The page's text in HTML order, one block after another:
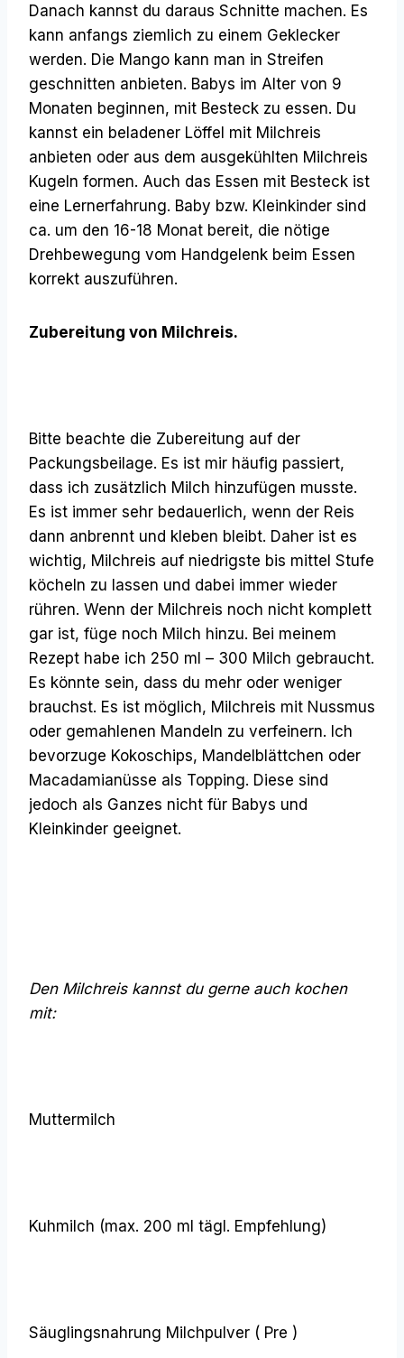
Danach kannst du daraus Schnitte machen. Es
kann anfangs ziemlich zu einem Geklecker
werden. Die Mango kann man in Streifen
geschnitten anbieten. Babys im Alter von 9
Monaten beginnen, mit Besteck zu essen. Du
kannst ein beladener Löffel mit Milchreis
anbieten oder aus dem ausgekühlten Milchreis
Kugeln formen. Auch das Essen mit Besteck ist
eine Lernerfahrung. Baby bzw. Kleinkinder sind
ca. um den 16-18 Monat bereit, die nötige
Drehbewegung vom Handgelenk beim Essen
korrekt auszuführen.
Zubereitung von Milchreis.
Bitte beachte die Zubereitung auf der
Packungsbeilage. Es ist mir häufig passiert,
dass ich zusätzlich Milch hinzufügen musste.
Es ist immer sehr bedauerlich, wenn der Reis
dann anbrennt und kleben bleibt. Daher ist es
wichtig, Milchreis auf niedrigste bis mittel Stufe
köcheln zu lassen und dabei immer wieder
rühren. Wenn der Milchreis noch nicht komplett
gar ist, füge noch Milch hinzu. Bei meinem
Rezept habe ich 250 ml – 300 Milch gebraucht.
Es könnte sein, dass du mehr oder weniger
brauchst. Es ist möglich, Milchreis mit Nussmus
oder gemahlenen Mandeln zu verfeinern. Ich
bevorzuge Kokoschips, Mandelblättchen oder
Macadamianüsse als Topping. Diese sind
jedoch als Ganzes nicht für Babys und
Kleinkinder geeignet.
Den Milchreis kannst du gerne auch kochen
mit:
Muttermilch
Kuhmilch (max. 200 ml tägl. Empfehlung)
Säuglingsnahrung Milchpulver ( Pre )